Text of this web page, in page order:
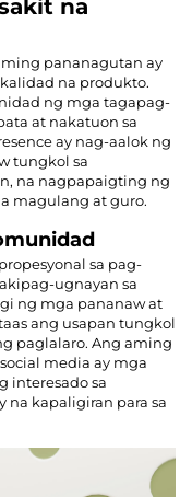
na
pananagutan ay
na produkto.
ng mga tagapag-
at nakatuon sa
ay nag-aalok ng
tungkol sa
na nagpapaigting ng
magulang at guro.
sa pag-
ugnayan sa
ng mga pananaw at
ang usapan tungkol
paglalaro. Ang aming
media ay mga
interesado sa
kapaligiran para sa